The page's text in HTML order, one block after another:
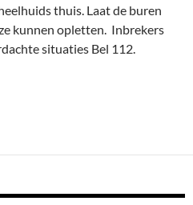
thuis. Laat de buren
kunnen opletten. Inbrekers
situaties Bel 112.